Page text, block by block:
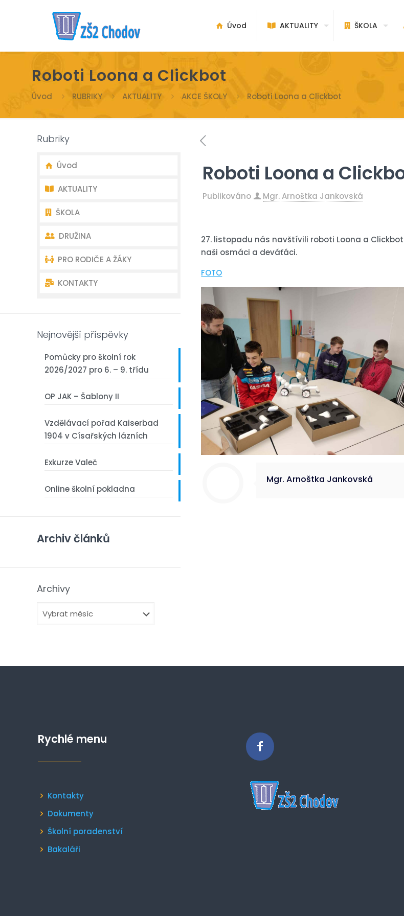
Úvod AKTUALITY ŠKOLA
Roboti Loona a Clickbot
Úvod RUBRIKY AKTUALITY AKCE ŠKOLY Roboti Loona a Clickbot
Roboti Loona a
Publikováno Mgr. Arnoštka Jankovská
27. listopadu nás navštívili roboti Loona a
naši osmáci a deváťáci.
FOTO
Mgr. Arnoštka Jankovská
Rubriky
Úvod
AKTUALITY
Nejnovější aktuality
Akce školy
Akce školní družiny
ŠKOLA
Úvodní charakteristika školy
Dokumenty
Školní poradenství
Žákovský parlament
Akce školy
Fotogalerie
Projekty
Z historie naší školy
DRUŽINA
Oddělení školní družiny –
PRO RODIČE A ŽÁKY
Organizace školního roku
První třída
KONTAKTY
Kontakty učitelé
Nejnovější příspěvky
Pomůcky pro školní rok
2026/2027 pro 6. – 9. třídu
OP JAK – Šablony II
Vzdělávací pořad Kaiserbad
1904 v Císařských lázních
Exkurze Valeč
Online školní pokladna
Archiv článků
Archivy
Rychlé menu
Kontakty
Dokumenty
Školní poradenství
Bakaláři